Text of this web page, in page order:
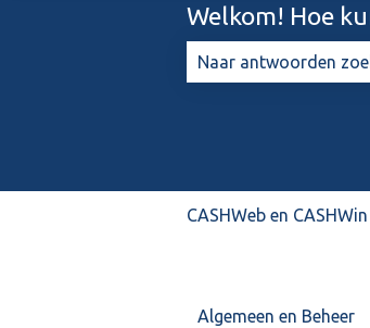
Welkom! Hoe
CASHWeb en CASHWin
Algemeen en Beheer